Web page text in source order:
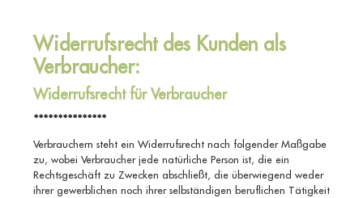
Widerrufsrecht des Kunden als
Verbraucher:
Widerrufsrecht für Verbraucher
***************
Verbrauchern steht ein Widerrufsrecht nach folgender Maßgabe
zu, wobei Verbraucher jede natürliche Person ist, die ein
Rechtsgeschäft zu Zwecken abschließt, die überwiegend weder
ihrer gewerblichen noch ihrer selbständigen beruflichen Tätigkeit